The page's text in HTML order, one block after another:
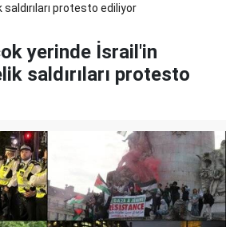
protesto ediliyor
yerinde İsrail'in
saldırıları protesto